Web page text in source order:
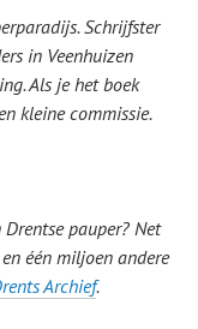
Schrijfster
in Veenhuizen
Als je het boek
kleine commissie.
pauper? Net
één miljoen andere
Archief.